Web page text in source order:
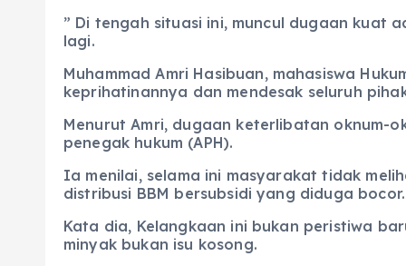
” Di tengah situasi ini, muncul dugaan kuat
lagi.
Muhammad Amri Hasibuan, mahasiswa
keprihatinannya dan mendesak seluruh
Menurut Amri, dugaan keterlibatan oknum-
penegak hukum (APH).
Ia menilai, selama ini masyarakat tidak
distribusi BBM bersubsidi yang diduga bocor.
Kata dia, Kelangkaan ini bukan peristiwa
minyak bukan isu kosong.